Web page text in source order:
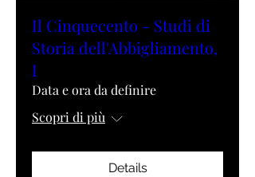
Il Cinquecento - Studi di
Storia dell'Abbigliamento,
I
Data e ora da definire
Scopri di più
Details